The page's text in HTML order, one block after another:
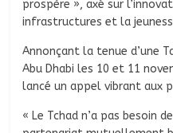
prospère », axé sur
infrastructures et la
Annonçant la tenue d’une
Abu Dhabi les 10 et 11
lancé un appel vibrant aux
« Le Tchad n’a pas besoin